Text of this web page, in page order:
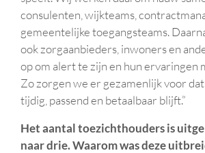
consulenten, wijkteams,
gemeentelijke toegangsteams.
ook zorgaanbieders, inwoners en
op om alert te zijn en hun ervaringen
Zo zorgen we er gezamenlijk voor
tijdig, passend en betaalbaar blijft.”
Het aantal toezichthouders is
naar drie. Waarom was deze